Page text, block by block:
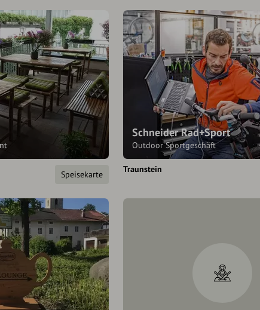
Speisekarte
Schneider Rad+Sport
Outdoor Sportgeschäft
Traunstein